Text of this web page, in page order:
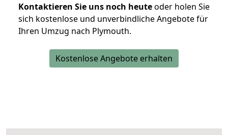
Kontaktieren Sie uns noch heuteoder holen Sie
sich kostenlose und unverbindliche Angebote für
Ihren Umzug nach Plymouth.
Kostenlose Angebote erhalten